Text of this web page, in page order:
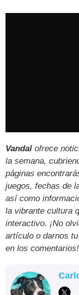
Vandal ofrece
la semana,
páginas
juegos, fechas de
así como
la vibrante cultura
interactivo. ¡No
artículo o darnos
en los comentarios!